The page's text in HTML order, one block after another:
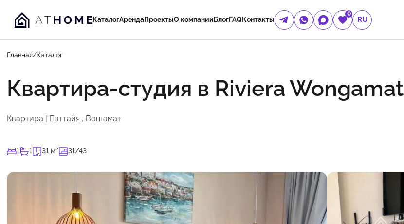
КаталогАрендаПроектыО компании БлогFAQКонтакты
0
RU
Главная/Каталог
Квартира-студия в Riviera Wongamat
Квартира | Паттайя , Вонгамат
1 1 31 м² 31/43